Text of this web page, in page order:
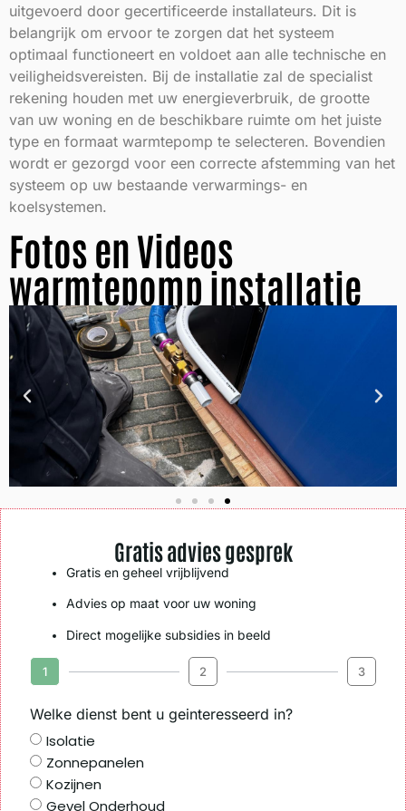
uitgevoerd door gecertificeerde installateurs. Dit is
belangrijk om ervoor te zorgen dat het systeem
optimaal functioneert en voldoet aan alle technische en
veiligheidsvereisten. Bij de installatie zal de specialist
rekening houden met uw energieverbruik, de grootte
van uw woning en de beschikbare ruimte om het juiste
type en formaat warmtepomp te selecteren. Bovendien
wordt er gezorgd voor een correcte afstemming van het
systeem op uw bestaande verwarmings- en
koelsystemen.
Fotos en Videos
warmtepomp installatie
Gratis advies gesprek
Gratis en geheel vrijblijvend
Advies op maat voor uw woning
Direct mogelijke subsidies in beeld
1 2 3
Welke dienst bent u geinteresseerd in?
Isolatie
Zonnepanelen
Kozijnen
Gevel Onderhoud